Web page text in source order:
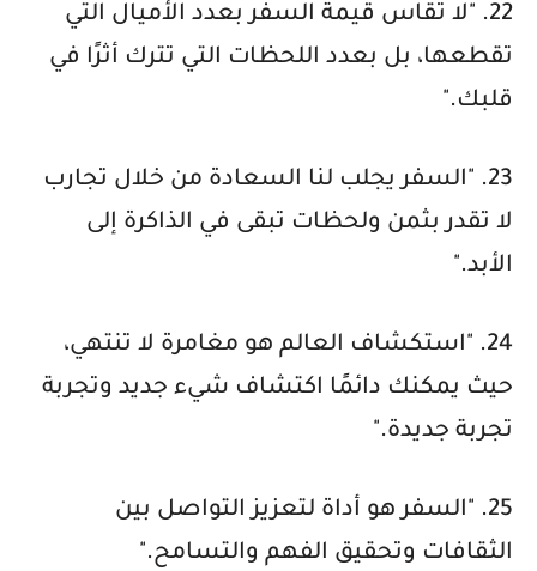
22. "لا تقاس قيمة السفر بعدد الأميال التي
تقطعها، بل بعدد اللحظات التي تترك أثرًا في
قلبك."
23. "السفر يجلب لنا السعادة من خلال تجارب
لا تقدر بثمن ولحظات تبقى في الذاكرة إلى
الأبد."
24. "استكشاف العالم هو مغامرة لا تنتهي،
حيث يمكنك دائمًا اكتشاف شيء جديد وتجربة
تجربة جديدة."
25. "السفر هو أداة لتعزيز التواصل بين
الثقافات وتحقيق الفهم والتسامح."